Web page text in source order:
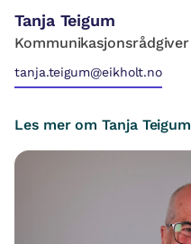
Tanja Teigum
Kommunikasjonsrådgiver
tanja.teigum@eikholt.no
Les mer om Tanja Teigum